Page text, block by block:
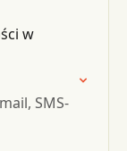
w
SMS-